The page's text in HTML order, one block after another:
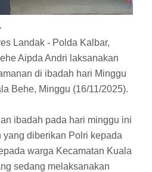
Landak - Polda Kalbar,
Aipda Andri laksanakan
di ibadah hari Minggu
Behe, Minggu (16/11/2025).
ibadah pada hari minggu ini
diberikan Polri kepada
warga Kecamatan Kuala
sedang melaksanakan